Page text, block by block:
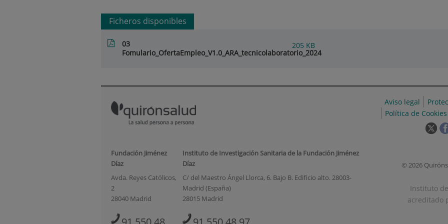
Ficheros disponibles
03
Fomulario_OfertaEmpleo_V1.0_ARA_tecnicolaboratorio_2024
205 KB
Fundación Jiménez
Díaz
Avda. Reyes Católicos,
2
28040 Madrid
Instituto de Investigación Sanitaria de la Fundación Jiménez
Díaz
C/ del Maestro Ángel Llorca, 6. Bajo B. Edificio alto. 28003-
Madrid (España)
28015 Madrid
Aviso legal
Política de Cookies
en
© 2026
Instituto
acreditado